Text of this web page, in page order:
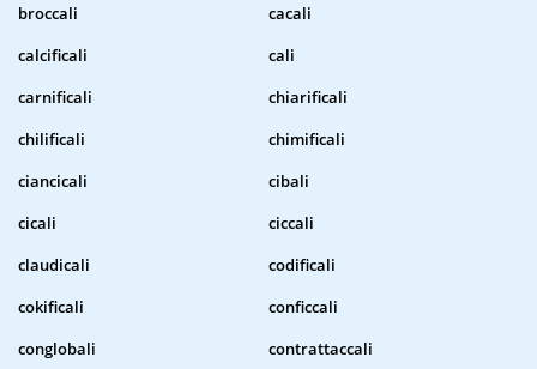
broccali
cacali
calcificali
cali
carnificali
chiarificali
chilificali
chimificali
ciancicali
cibali
cicali
ciccali
claudicali
codificali
cokificali
conficcali
conglobali
contrattaccali